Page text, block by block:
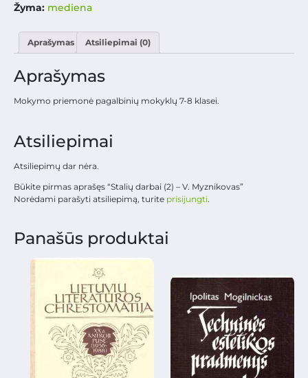
Žyma: mediena
Aprašymas Atsiliepimai (0)
Aprašymas
Mokymo priemonė pagalbinių mokyklų 7-8 klasei.
Atsiliepimai
Atsiliepimų dar nėra.
Būkite pirmas aprašęs “Stalių darbai (2) – V. Myznikovas”
Norėdami parašyti atsiliepimą, turite prisijungti.
Panašūs produktai